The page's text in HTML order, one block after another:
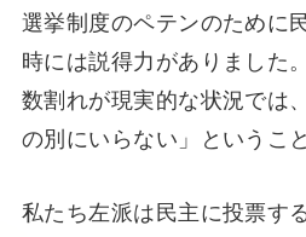
選挙制度のペテンのために
時には説得力がありました
数割れが現実的な状況では
の別にいらない」というこ
私たち左派は民主に投票す